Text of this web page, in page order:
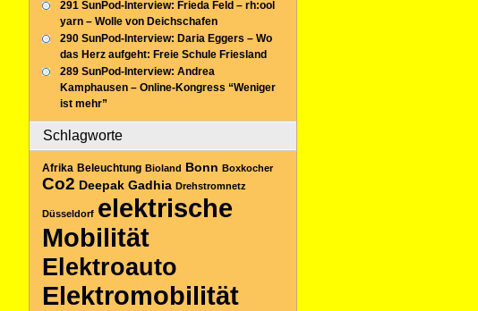
291 SunPod-Interview: Frieda Feld – rh:ool
yarn – Wolle von Deichschafen
290 SunPod-Interview: Daria Eggers – Wo
das Herz aufgeht: Freie Schule Friesland
289 SunPod-Interview: Andrea
Kamphausen – Online-Kongress “Weniger
ist mehr”
Schlagworte
Afrika Beleuchtung Bioland Bonn Boxkocher
Co2 Deepak Gadhia Drehstromnetz
Düsseldorf elektrische
Mobilität
Elektroauto
Elektromobilität